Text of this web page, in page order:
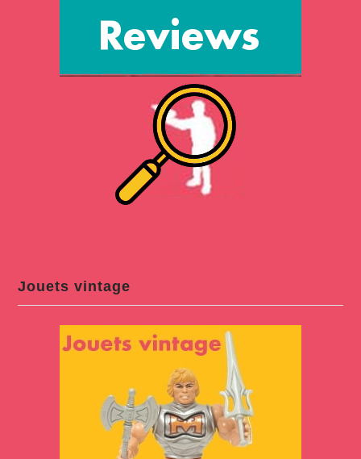
Jouets vintage